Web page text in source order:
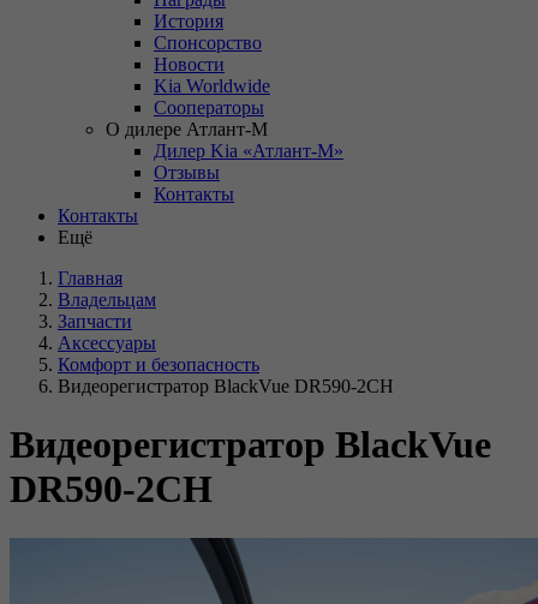
История
Спонсорство
Новости
Kia Worldwide
Сооператоры
О дилере Атлант-М
Дилер Kia «Атлант-М»
Отзывы
Контакты
Контакты
Ещё
Главная
Владельцам
Запчасти
Аксессуары
Комфорт и безопасность
Видеорегистратор BlackVue DR590-2CH
Видеорегистратор BlackVue
DR590-2CH